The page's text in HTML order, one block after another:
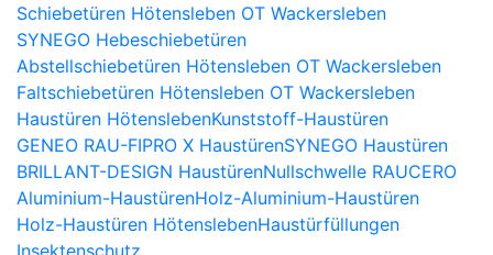
Schiebetüren Hötensleben OT Wackersleben
SYNEGO Hebeschiebetüren
Abstellschiebetüren Hötensleben OT Wackersleben
Faltschiebetüren Hötensleben OT Wackersleben
Haustüren HötenslebenKunststoff-Haustüren
GENEO RAU-FIPRO X HaustürenSYNEGO Haustüren
BRILLANT-DESIGN HaustürenNullschwelle RAUCERO
Aluminium-HaustürenHolz-Aluminium-Haustüren
Holz-Haustüren HötenslebenHaustürfüllungen
Insektenschutz